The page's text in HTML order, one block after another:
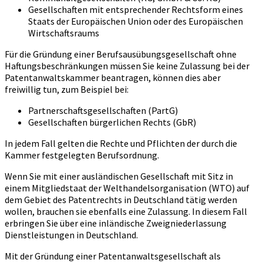
Gesellschaften mit entsprechender Rechtsform eines
Staats der Europäischen Union oder des Europäischen
Wirtschaftsraums
Für die Gründung einer Berufsausübungsgesellschaft ohne
Haftungsbeschränkungen müssen Sie keine Zulassung bei der
Patentanwaltskammer beantragen, können dies aber
freiwillig tun, zum Beispiel bei:
Partnerschaftsgesellschaften (PartG)
Gesellschaften bürgerlichen Rechts (GbR)
In jedem Fall gelten die Rechte und Pflichten der durch die
Kammer festgelegten Berufsordnung.
Wenn Sie mit einer ausländischen Gesellschaft mit Sitz in
einem Mitgliedstaat der Welthandelsorganisation (WTO) auf
dem Gebiet des Patentrechts in Deutschland tätig werden
wollen, brauchen sie ebenfalls eine Zulassung. In diesem Fall
erbringen Sie über eine inländische Zweigniederlassung
Dienstleistungen in Deutschland.
Mit der Gründung einer Patentanwaltsgesellschaft als